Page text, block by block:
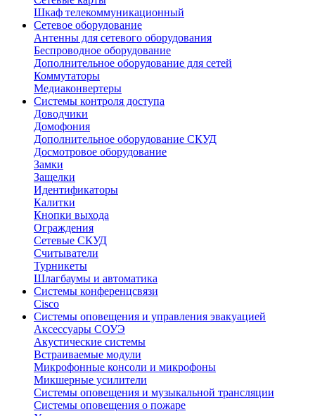
Шкаф телекоммуникационный
Сетевое оборудование
Антенны для сетевого оборудования
Беспроводное оборудование
Дополнительное оборудование для сетей
Коммутаторы
Медиаконвертеры
Системы контроля доступа
Доводчики
Домофония
Дополнительное оборудование СКУД
Досмотровое оборудование
Замки
Защелки
Идентификаторы
Калитки
Кнопки выхода
Ограждения
Сетевые СКУД
Считыватели
Турникеты
Шлагбаумы и автоматика
Системы конференцсвязи
Cisco
Системы оповещения и управления эвакуацией
Аксессуары СОУЭ
Акустические системы
Встраиваемые модули
Микрофонные консоли и микрофоны
Микшерные усилители
Системы оповещения и музыкальной трансляции
Системы оповещения о пожаре